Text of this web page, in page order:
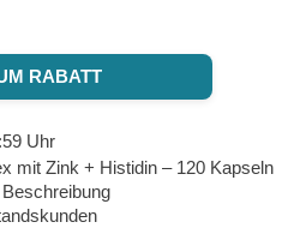
RABATT
Uhr
mit Zink + Histidin – 120 Kapseln